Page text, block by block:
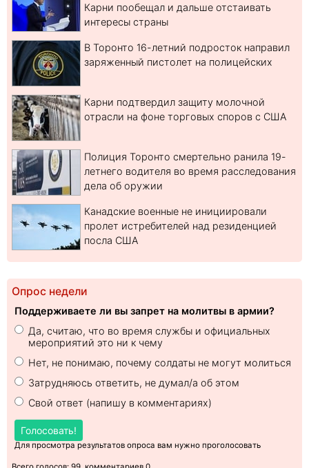
Карни пообещал и дальше отстаивать
интересы страны
В Торонто 16-летний подросток направил
заряженный пистолет на полицейских
Карни подтвердил защиту молочной
отрасли на фоне торговых споров с США
Полиция Торонто смертельно ранила 19-
летнего водителя во время расследования
дела об оружии
Канадские военные не инициировали
пролет истребителей над резиденцией
посла США
Опрос недели
Поддерживаете ли вы запрет на молитвы в армии?
Да, считаю, что во время службы и официальных
мероприятий это ни к чему
Нет, не понимаю, почему солдаты не могут молиться
Затрудняюсь ответить, не думал/а об этом
Свой ответ (напишу в комментариях)
Голосовать!
Для просмотра результатов опроса вам нужно проголосовать